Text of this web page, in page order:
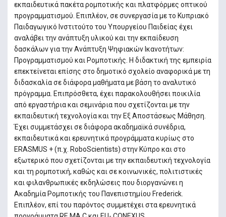
εκπαιδευτικά πακέτα ρομποτικής και πλατφόρμες οπτικού
προγραμματισμού. Επιπλέον, σε συνεργασία με το Κυπριακό
Παιδαγωγικό Ινστιτούτο του Υπουργείου Παιδείας έχει
αναλάβει την ανάπτυξη υλικού και την εκπαίδευση
δασκάλων για την Ανάπτυξη Ψηφιακών Ικανοτήτων:
Προγραμματισμού και Ρομποτικής. Η διδακτική της εμπειρία
επεκτείνεται επίσης στο δημοτικό σχολείο αναφορικά με τη
διδασκαλία σε διάφορα μαθήματα με βάση το αναλυτικό
πρόγραμμα. Επιπρόσθετα, έχει παρακολουθήσει ποικιλία
από εργαστήρια και σεμινάρια που σχετίζονται με την
εκπαιδευτική τεχνολογία και την Εξ Αποστάσεως Μάθηση.
Έχει συμμετάσχει σε διάφορα ακαδημαϊκά συνέδρια,
εκπαιδευτικά και ερευνητικά προγράμματα κυρίως στο
ERASMUS + (π.χ. RoboScientists) στην Κύπρο και στο
εξωτερικό που σχετίζονται με την εκπαιδευτική τεχνολογία
και τη ρομποτική, καθώς και σε κοινωνικές, πολιτιστικές
και φιλανθρωπικές εκδηλώσεις που διοργανώνει η
Ακαδημία Ρομποτικής του Πανεπιστημίου Frederick.
Επιπλέον, επί του παρόντος συμμετέχει στα ερευνητικά